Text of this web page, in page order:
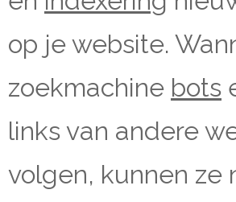
op je website.
zoekmachine bots
links van andere
volgen, kunnen ze